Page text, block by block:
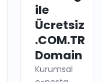
ile
Ücretsiz
.COM.TR
Domain
Kurumsal